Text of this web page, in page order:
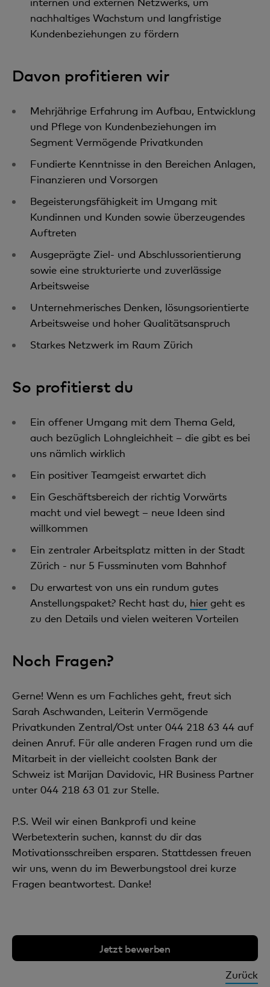
nachhaltiges Wachstum und langfristige
Kundenbeziehungen zu fördern
Davon profitieren wir
Mehrjährige Erfahrung im Aufbau, Entwicklung
und Pflege von Kundenbeziehungen im
Segment Vermögende Privatkunden
Fundierte Kenntnisse in den Bereichen Anlagen,
Finanzieren und Vorsorgen
Begeisterungsfähigkeit im Umgang mit
Kundinnen und Kunden sowie überzeugendes
Auftreten
Ausgeprägte Ziel- und Abschlussorientierung
sowie eine strukturierte und zuverlässige
Arbeitsweise
Unternehmerisches Denken, lösungsorientierte
Arbeitsweise und hoher Qualitätsanspruch
Starkes Netzwerk im Raum Zürich
So profitierst du
Ein offener Umgang mit dem Thema Geld,
auch bezüglich Lohngleichheit – die gibt es bei
uns nämlich wirklich
Ein positiver Teamgeist erwartet dich
Ein Geschäftsbereich der richtig Vorwärts
macht und viel bewegt – neue Ideen sind
willkommen
Ein zentraler Arbeitsplatz mitten in der Stadt
Zürich - nur 5 Fussminuten vom Bahnhof
Du erwartest von uns ein rundum gutes
Anstellungspaket? Recht hast du, hier geht es
zu den Details und vielen weiteren Vorteilen
Noch Fragen?
Gerne! Wenn es um Fachliches geht, freut sich
Sarah Aschwanden, Leiterin Vermögende
Privatkunden Zentral/Ost unter 044 218 63 44 auf
deinen Anruf. Für alle anderen Fragen rund um die
Mitarbeit in der vielleicht coolsten Bank der
Schweiz ist Marijan Davidovic, HR Business Partner
unter 044 218 63 01 zur Stelle.
P.S. Weil wir einen Bankprofi und keine
Werbetexterin suchen, kannst du dir das
Motivationsschreiben ersparen. Stattdessen freuen
wir uns, wenn du im Bewerbungstool drei kurze
Fragen beantwortest. Danke!
Jetzt bewerben
Zurück